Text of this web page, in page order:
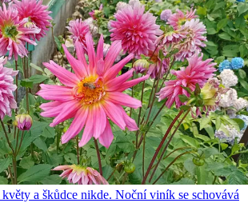
a škůdce nikde. Noční viník se schovává